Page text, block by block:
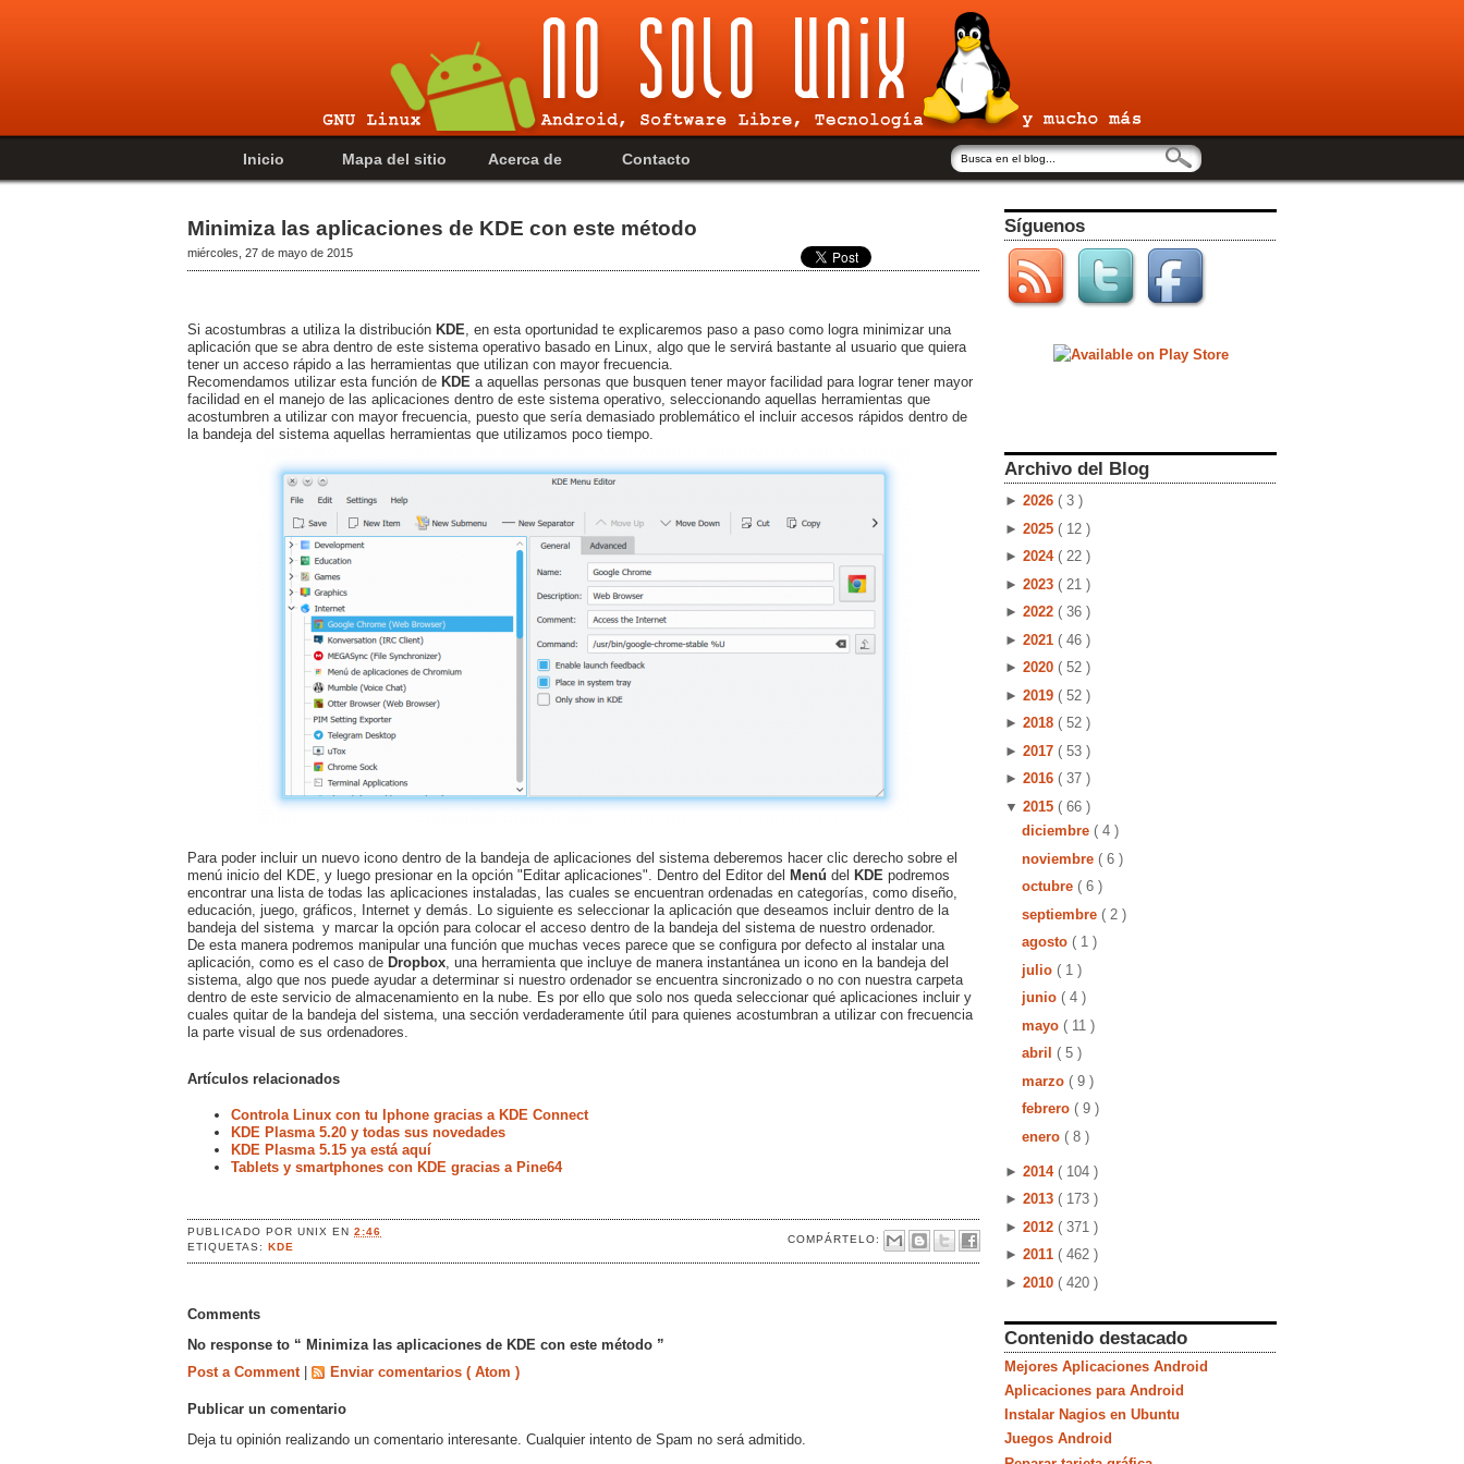
Inicio Mapa del sitio Acerca de Contacto
Minimiza las aplicaciones de KDE con este método
miércoles, 27 de mayo de 2015
Si acostumbras a utiliza la distribución KDE , en esta oportunidad te explicaremos paso a paso como logra minimizar una
aplicación que se abra dentro de este sistema operativo basado en Linux, algo que le servirá bastante al usuario que quiera
tener un acceso rápido a las herramientas que utilizan con mayor frecuencia.
Recomendamos utilizar esta función de KDE a aquellas personas que busquen tener mayor facilidad para lograr tener mayor
facilidad en el manejo de las aplicaciones dentro de este sistema operativo, seleccionando aquellas herramientas que
acostumbren a utilizar con mayor frecuencia, puesto que sería demasiado problemático el incluir accesos rápidos dentro de
la bandeja del sistema aquellas herramientas que utilizamos poco tiempo.
Para poder incluir un nuevo icono dentro de la bandeja de aplicaciones del sistema deberemos hacer clic derecho sobre el
menú inicio del KDE, y luego presionar en la opción "Editar aplicaciones". Dentro del Editor del Menú del KDE podremos
encontrar una lista de todas las aplicaciones instaladas, las cuales se encuentran ordenadas en categorías, como diseño,
educación, juego, gráficos, Internet y demás. Lo siguiente es seleccionar la aplicación que deseamos incluir dentro de la
bandeja del sistema y marcar la opción para colocar el acceso dentro de la bandeja del sistema de nuestro ordenador.
De esta manera podremos manipular una función que muchas veces parece que se configura por defecto al instalar una
aplicación, como es el caso de Dropbox , una herramienta que incluye de manera instantánea un icono en la bandeja del
sistema, algo que nos puede ayudar a determinar si nuestro ordenador se encuentra sincronizado o no con nuestra carpeta
dentro de este servicio de almacenamiento en la nube. Es por ello que solo nos queda seleccionar qué aplicaciones incluir y
cuales quitar de la bandeja del sistema, una sección verdaderamente útil para quienes acostumbran a utilizar con frecuencia
la parte visual de sus ordenadores.
Artículos relacionados
Controla Linux con tu Iphone gracias a KDE Connect
KDE Plasma 5.20 y todas sus novedades
KDE Plasma 5.15 ya está aquí
Tablets y smartphones con KDE gracias a Pine64
PUBLICADO PORUNIXEN2:46
COMPÁRTELO:
ETIQUETAS:KDE
Comments
No response to “ Minimiza las aplicaciones de KDE con este método ”
Post a Comment
Enviar comentarios ( Atom )
Publicar un comentario
Deja tu opinión realizando un comentario interesante. Cualquier intento de Spam no será admitido.
Síguenos
Archivo del Blog
► 2026 ( 3 )
► 2025 ( 12 )
► 2024 ( 22 )
► 2023 ( 21 )
► 2022 ( 36 )
► 2021 ( 46 )
► 2020 ( 52 )
► 2019 ( 52 )
► 2018 ( 52 )
► 2017 ( 53 )
► 2016 ( 37 )
▼ 2015 ( 66 )
diciembre ( 4 )
noviembre ( 6 )
octubre ( 6 )
septiembre ( 2 )
agosto ( 1 )
julio ( 1 )
junio ( 4 )
mayo ( 11 )
abril ( 5 )
marzo ( 9 )
febrero ( 9 )
enero ( 8 )
► 2014 ( 104 )
► 2013 ( 173 )
► 2012 ( 371 )
► 2011 ( 462 )
► 2010 ( 420 )
Contenido destacado
Mejores Aplicaciones Android
Aplicaciones para Android
Instalar Nagios en Ubuntu
Juegos Android